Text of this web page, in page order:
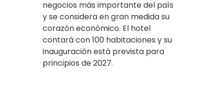
negocios más importante del país
y se considera en gran medida su
corazón económico. El hotel
contará con 100 habitaciones y su
inauguración está prevista para
principios de 2027.